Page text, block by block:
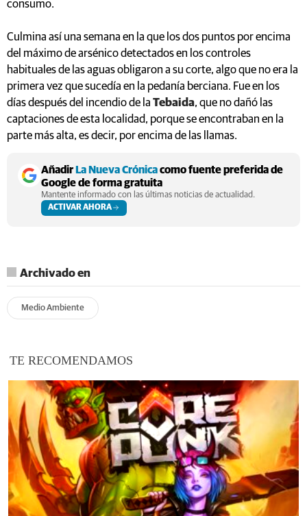
consumo.
Culmina así una semana en la que los dos puntos por encima
del máximo de arsénico detectados en los controles
habituales de las aguas obligaron a su corte, algo que no era la
primera vez que sucedía en la pedanía berciana. Fue en los
días después del incendio de la Tebaida, que no dañó las
captaciones de esta localidad, porque se encontraban en la
parte más alta, es decir, por encima de las llamas.
AñadirLa Nueva Crónicacomo fuente preferida de
Google de forma gratuita
Mantente informado con las últimas noticias de actualidad.
ACTIVAR AHORA
Archivado en
Medio Ambiente
TE RECOMENDAMOS